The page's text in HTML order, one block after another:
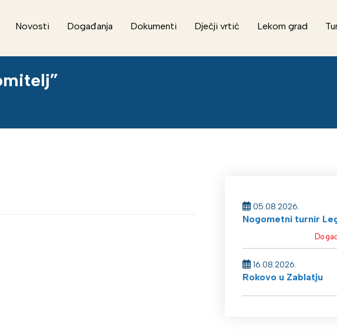
Novosti Događanja Dokumenti Dječji vrtić Lekom grad
05.08.2026.
Nogometni turnir
16.08.2026.
Rokovo u Zablatju